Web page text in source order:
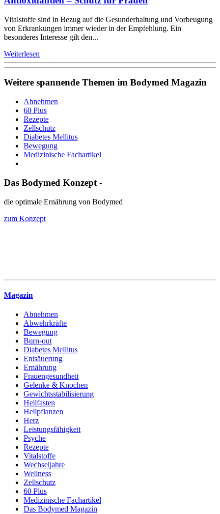
Vitalstoffe sind in Bezug auf die Gesunderhaltung und Vorbeugung
von Erkrankungen immer wieder in der Empfehlung. Ein
besonderes Interesse gilt den...
Weiterlesen
Weitere spannende Themen im Bodymed Magazin
Abnehmen
60 Plus
Rezepte
Zellschutz
Diabetes Mellitus
Bewegung
Medizinische Fachartikel
Das Bodymed Konzept -
die optimale Ernährung von Bodymed
zum Konzept
Magazin
Abnehmen
Abwehrkräfte
Bewegung
Burn-out
Diabetes Mellitus
Entsäuerung
Ernährung
Frauengesundheit
Gelenke & Knochen
Gewichtsstabilisierung
Heilfasten
Heilpflanzen
Herz
Leistungsfähigkeit
Psyche
Rezepte
Vitalstoffe
Wechseljahre
Wellness
Zellschutz
60 Plus
Medizinische Fachartikel
Das Bodymed Magazin